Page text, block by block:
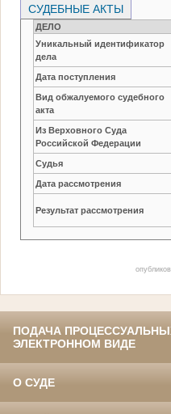
СУДЕБНЫЕ АКТЫ
ДЕЛО
Уникальный идентификатор
дела
Дата поступления
Вид обжалуемого судебного
акта
Из Верховного Суда
Российской Федерации
Судья
Дата рассмотрения
Результат рассмотрения
ПОДАЧА
ЭЛЕКТРОННОМ ВИДЕ
О СУДЕ